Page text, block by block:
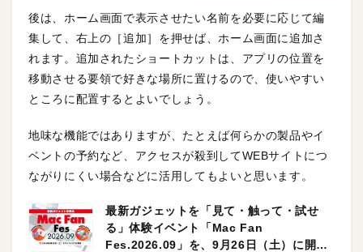
後は、ホーム画面で表示させたい名前を必要に応じて編
集して、右上の［追加］を押せば、ホーム画面に追加さ
れます。追加されたショートカットは、アプリの位置を
移動させる要領で好きな場所に置けるので、使いやすい
ところに配置するとよいでしょう。
地味な機能ではありますが、たとえば何らかの製品やイ
ベントの予約など、アクセスが殺到してWEBサイトにつ
ながりにくい場合などに活用してもよいと思います。
最新ガジェットを「見て・触って・試せ
る」体験イベント「Mac Fan
Fes.2026.09」を、9月26日（土）に開催